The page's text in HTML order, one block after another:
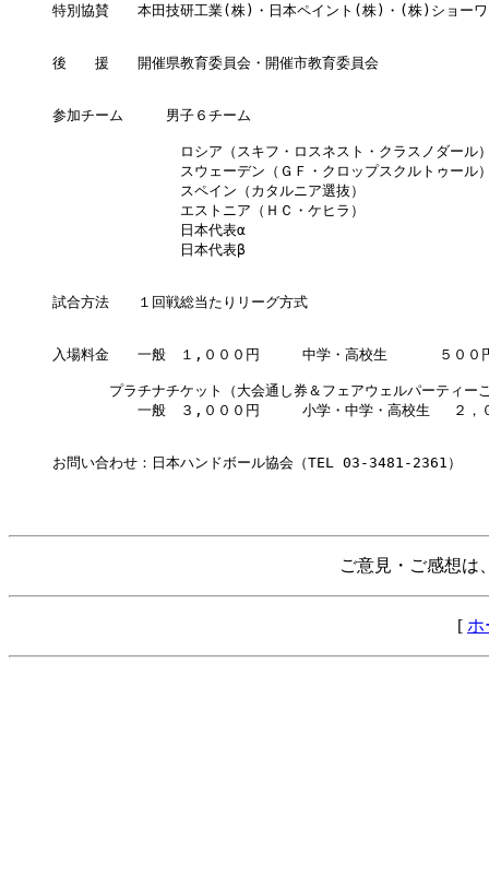
特別協賛　　本田技研工業(株)・日本ペイント(株)・(株)ショー
後　　援　　開催県教育委員会・開催市教育委員会
参加チーム　　　男子６チーム
ロシア（スキフ・ロスネスト・クラスノダール
スウェーデン（ＧＦ・クロップスクルトゥール
スペイン（カタルニア選抜）
エストニア（ＨＣ・ケヒラ）
日本代表α
日本代表β
試合方法　　１回戦総当たりリーグ方式
入場料金　　一般　１,０００円　　　中学・高校生　　　 ５００
プラチナチケット（大会通し券＆フェアウェルパーティーご
一般　３,０００円　　　小学・中学・高校生　 ２，
お問い合わせ：日本ハンドボール協会（TEL 03-3481-2361）
ご意見・ご感想は
[ ホ